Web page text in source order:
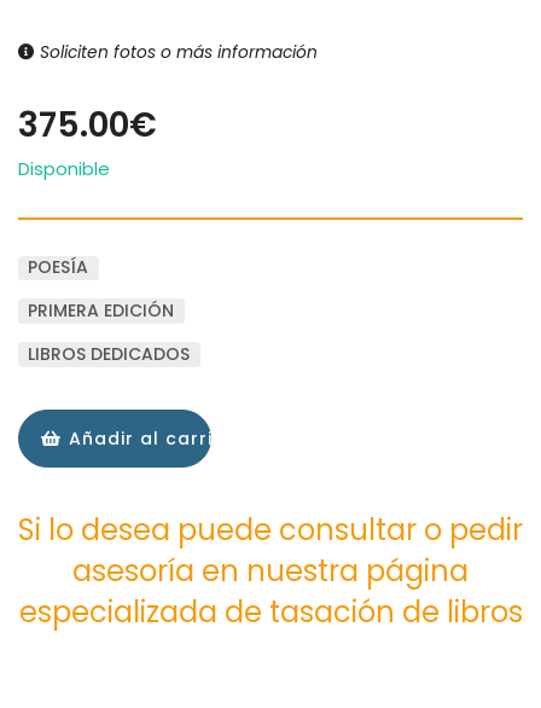
Soliciten fotos o más información
375.00€
Disponible
POESÍA
PRIMERA EDICIÓN
LIBROS DEDICADOS
Añadir al carrito
Si lo desea puede consultar o pedir
asesoría en nuestra página
especializada de tasación de libros